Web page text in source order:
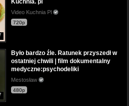
Kuchnia. pl
Video Kuchnia Pl
720p
Było bardzo źle. Ratunek przyszedł w
ostatniej chwili | film dokumentalny
medyczne:psychodeliki
Mestosław
480p